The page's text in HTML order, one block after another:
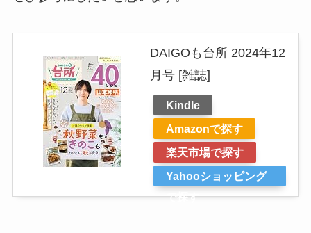
DAIGOも台所 2024年12
月号 [雑誌]
Kindle
Amazonで探す
楽天市場で探す
Yahooショッピング
で探す